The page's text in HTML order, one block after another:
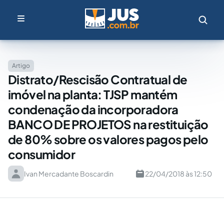
Artigo
Distrato/Rescisão Contratual de
imóvel na planta: TJSP mantém
condenação da incorporadora
BANCO DE PROJETOS na restituição
de 80% sobre os valores pagos pelo
consumidor
Ivan Mercadante Boscardin 22/04/2018 às 12:50